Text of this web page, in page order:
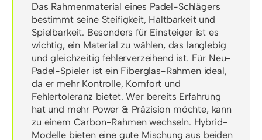
Das Rahmenmaterial eines Padel-Schlägers
bestimmt seine Steifigkeit, Haltbarkeit und
Spielbarkeit. Besonders für Einsteiger ist es
wichtig, ein Material zu wählen, das langlebig
und gleichzeitig fehlerverzeihend ist. Für Neu-
Padel-Spieler ist ein Fiberglas-Rahmen ideal,
da er mehr Kontrolle, Komfort und
Fehlertoleranz bietet. Wer bereits Erfahrung
hat und mehr Power & Präzision möchte, kann
zu einem Carbon-Rahmen wechseln. Hybrid-
Modelle bieten eine gute Mischung aus beiden